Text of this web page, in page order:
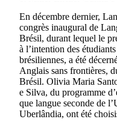
En décembre dernier,
congrès inaugural de
Brésil, durant lequel le
à l’intention des
brésiliennes, a été
Anglais sans frontières,
Brésil. Olivia Maria
e Silva, du programme
que langue seconde de
Uberlândia, ont été